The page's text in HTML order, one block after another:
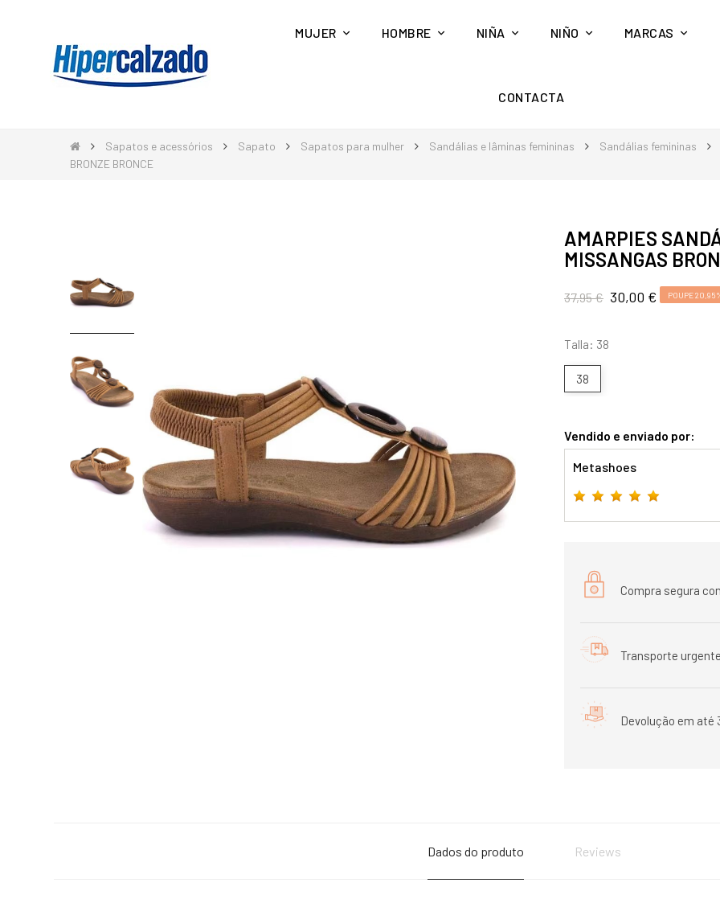
MUJER HOMBRE NIÑA NIÑO MARCAS
CONTACTA
Sapatos e acessórios Sapato Sapatos para mulher Sandálias e lâminas femininas Sandálias femininas
BRONZE BRONCE
AMARPIES
MISSANGAS
37,95 € 30,00 € POUPE
Talla: 38
38
Vendido e enviado por:
Metashoes
Compra segura
Transporte
Devolução em até
Dados do produto Reviews